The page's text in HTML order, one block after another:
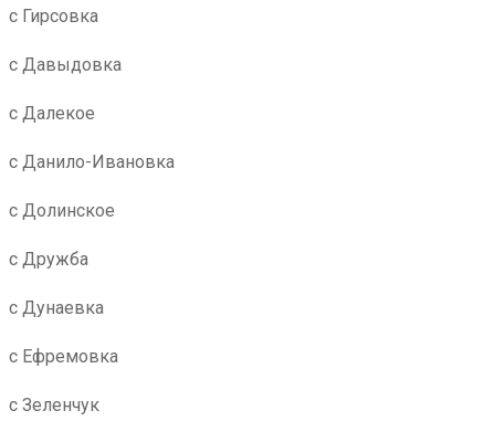
с Гирсовка
с Давыдовка
с Далекое
с Данило-Ивановка
с Долинское
с Дружба
с Дунаевка
с Ефремовка
с Зеленчук